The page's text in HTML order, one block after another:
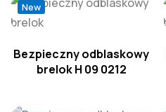
New
Bezpieczny odblaskowy
brelok H 09 0212